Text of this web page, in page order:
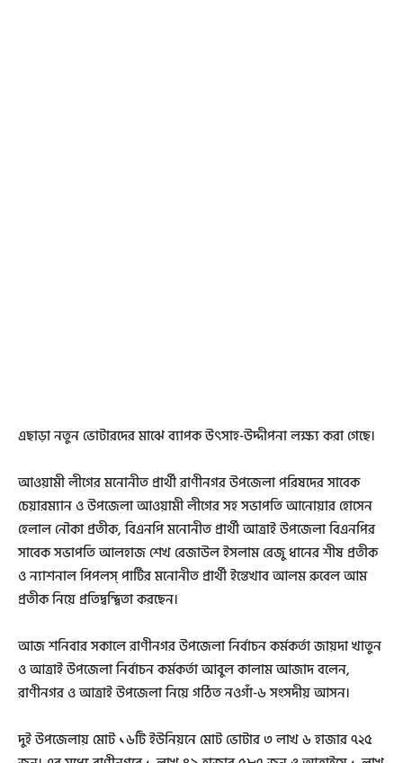
এছাড়া নতুন ভোটারদের মাঝে ব্যাপক উৎসাহ-উদ্দীপনা লক্ষ্য করা গেছে।
আওয়ামী লীগের মনোনীত প্রার্থী রাণীনগর উপজেলা পরিষদের সাবেক
চেয়ারম্যান ও উপজেলা আওয়ামী লীগের সহ সভাপতি আনোয়ার হোসেন
হেলাল নৌকা প্রতীক, বিএনপি মনোনীত প্রার্থী আত্রাই উপজেলা বিএনপির
সাবেক সভাপতি আলহাজ শেখ রেজাউল ইসলাম রেজু ধানের শীষ প্রতীক
ও ন্যাশনাল পিপলস্ পার্টির মনোনীত প্রার্থী ইন্তেখাব আলম রুবেল আম
প্রতীক নিয়ে প্রতিদ্বন্দ্বিতা করছেন।
আজ শনিবার সকালে রাণীনগর উপজেলা নির্বাচন কর্মকর্তা জায়দা খাতুন
ও আত্রাই উপজেলা নির্বাচন কর্মকর্তা আবুল কালাম আজাদ বলেন,
রাণীনগর ও আত্রাই উপজেলা নিয়ে গঠিত নওগাঁ-৬ সংসদীয় আসন।
দুই উপজেলায় মোট ১৬টি ইউনিয়নে মোট ভোটার ৩ লাখ ৬ হাজার ৭২৫